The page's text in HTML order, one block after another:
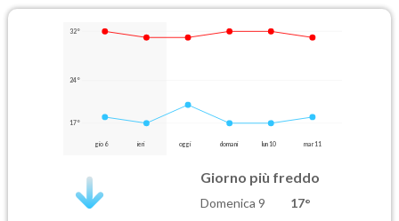
32°
24°
17°
gio 6 ieri oggi domani lun 10 mar 11
Giorno più freddo
Domenica 9 17°